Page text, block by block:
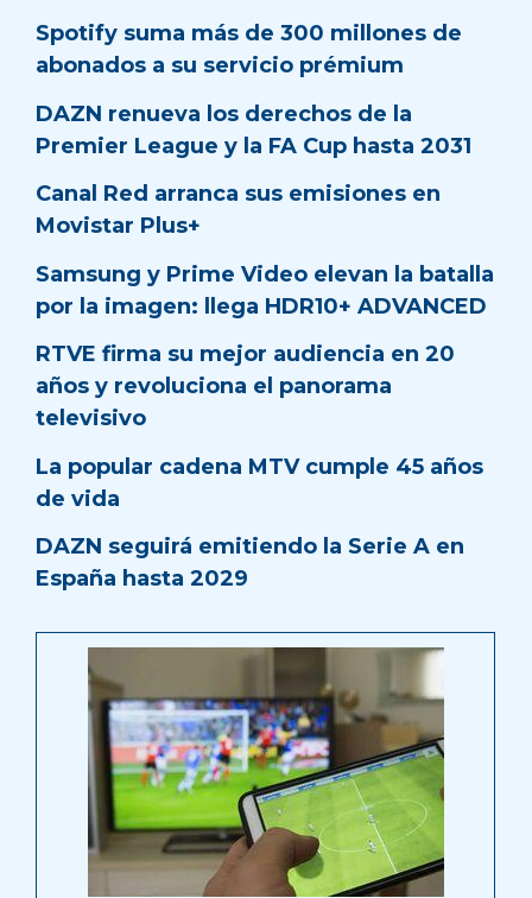
Spotify suma más de 300 millones de
abonados a su servicio prémium
DAZN renueva los derechos de la
Premier League y la FA Cup hasta 2031
Canal Red arranca sus emisiones en
Movistar Plus+
Samsung y Prime Video elevan la batalla
por la imagen: llega HDR10+ ADVANCED
RTVE firma su mejor audiencia en 20
años y revoluciona el panorama
televisivo
La popular cadena MTV cumple 45 años
de vida
DAZN seguirá emitiendo la Serie A en
España hasta 2029